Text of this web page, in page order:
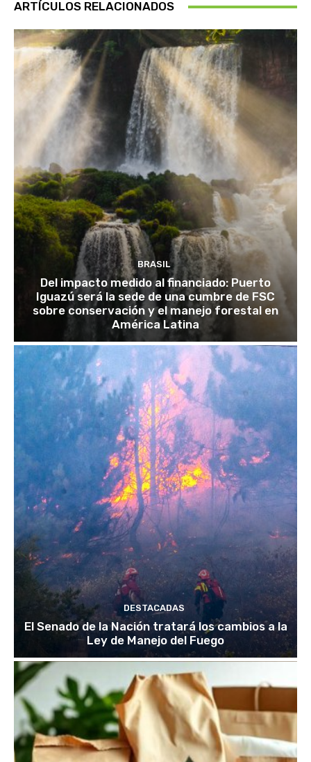
ARTÍCULOS RELACIONADOS
BRASIL
Del impacto medido al financiado: Puerto
Iguazú será la sede de una cumbre de FSC
sobre conservación y el manejo forestal en
América Latina
DESTACADAS
El Senado de la Nación tratará los cambios a la
Ley de Manejo del Fuego